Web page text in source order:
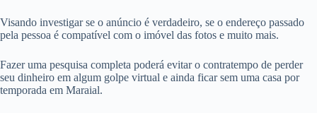
Visando investigar se o anúncio é verdadeiro, se o endereço passado
pela pessoa é compatível com o imóvel das fotos e muito mais.
Fazer uma pesquisa completa poderá evitar o contratempo de perder
seu dinheiro em algum golpe virtual e ainda ficar sem uma casa por
temporada em Maraial.